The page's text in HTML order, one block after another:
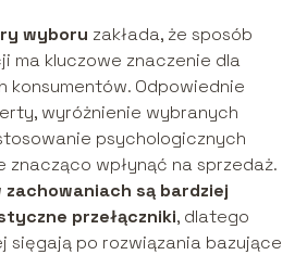
wyboru zakłada, że sposób
ma kluczowe znaczenie dla
konsumentów. Odpowiednie
wyróżnienie wybranych
psychologicznych
znacząco wpłynąć na sprzedaż.
są bardziej
przełączniki, dlatego
sięgają po rozwiązania bazujące